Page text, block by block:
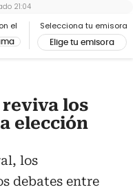
el Selecciona tu emisora
Elige tu emisora
21:04
los
elección
los
debates entre